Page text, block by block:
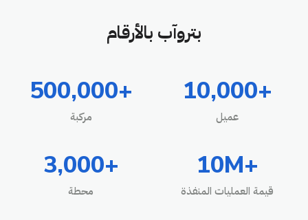
بتروآب بالأرقام
+10,000
عميل
+500,000
مركبة
+10M
قيمة العمليات المنفذة
+3,000
محطة